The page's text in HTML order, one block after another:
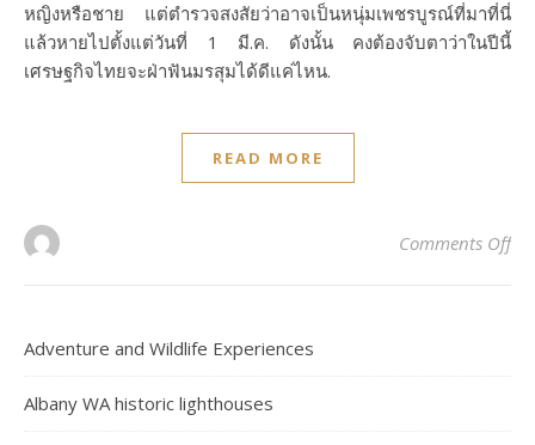
หญิงหรือชาย แต่ตำรวจสงสัยว่าอาจเป็นหนุ่มเพชรบูรณ์ที่มาที่นี่
แล้วหายไปตั้งแต่วันที่ 1 มี.ค. ดังนั้น คงต้องจับตาว่าในปีนี้
เศรษฐกิจไทยจะฝ่าฟันมรสุมได้ดีแค่ไหน.
READ MORE
Comments Offon
Adventure and Wildlife Experiences
Albany WA historic lighthouses